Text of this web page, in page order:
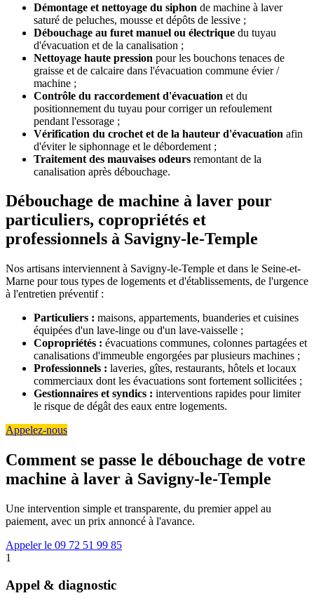
Démontage et nettoyage du siphon de machine à laver
saturé de peluches, mousse et dépôts de lessive ;
Débouchage au furet manuel ou électrique du tuyau
d'évacuation et de la canalisation ;
Nettoyage haute pression pour les bouchons tenaces de
graisse et de calcaire dans l'évacuation commune évier /
machine ;
Contrôle du raccordement d'évacuation et du
positionnement du tuyau pour corriger un refoulement
pendant l'essorage ;
Vérification du crochet et de la hauteur d'évacuation afin
d'éviter le siphonnage et le débordement ;
Traitement des mauvaises odeurs remontant de la
canalisation après débouchage.
Débouchage de machine à laver pour
particuliers, copropriétés et
professionnels à Savigny-le-Temple
Nos artisans interviennent à Savigny-le-Temple et dans le Seine-et-
Marne pour tous types de logements et d'établissements, de l'urgence
à l'entretien préventif :
Particuliers : maisons, appartements, buanderies et cuisines
équipées d'un lave-linge ou d'un lave-vaisselle ;
Copropriétés : évacuations communes, colonnes partagées et
canalisations d'immeuble engorgées par plusieurs machines ;
Professionnels : laveries, gîtes, restaurants, hôtels et locaux
commerciaux dont les évacuations sont fortement sollicitées ;
Gestionnaires et syndics : interventions rapides pour limiter
le risque de dégât des eaux entre logements.
Appelez-nous
Comment se passe le débouchage de votre
machine à laver à Savigny-le-Temple
Une intervention simple et transparente, du premier appel au
paiement, avec un prix annoncé à l'avance.
Appeler le 09 72 51 99 85
1
Appel & diagnostic